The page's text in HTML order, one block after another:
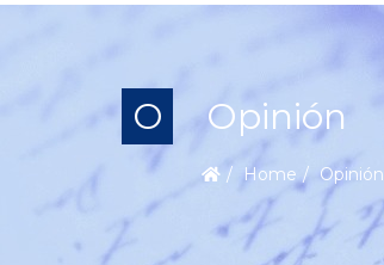
O Opinión
Home Opinión